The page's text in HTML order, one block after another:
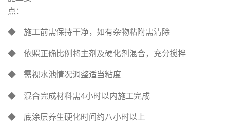
点
◆ 施工前需保持干净，如有杂物粘附需清除
◆ 依照正确比例将主剂及硬化剂混合，充分搅拌
◆ 需视水池情况调整适当粘度
◆ 混合完成材料需4小时以内施工完成
◆ 底涂层养生硬化时间约八小时以上